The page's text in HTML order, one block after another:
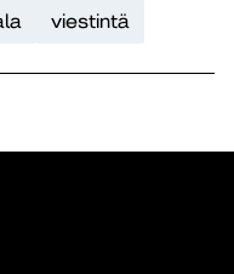
viestintä